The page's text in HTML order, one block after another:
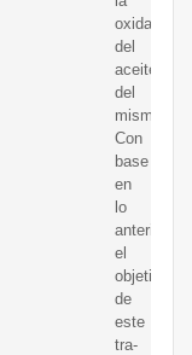
oxidación
del
aceite
del
mismo.
Con
base
en
lo
anterior,
el
objetivo
de
este
tra-